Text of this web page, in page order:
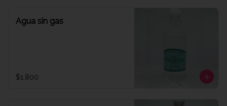
Agua sin gas
$1.800